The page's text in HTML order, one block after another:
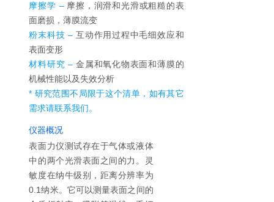
摩擦学 – 摩擦，润滑和光滑或粗糙的表
面磨损，薄膜流变
粉末科技 –互动作用过程中毛细效应和
表面变形
材料研究 –金属和氧化物表面和薄膜的
机械性能以及失效分析
* 研究范围不局限于这个清单，如有其它
需求请联系我们。
仪器概况
表面力仪测试存在于气体或液体
中的两个光滑表面之间的力。灵
敏度在纳牛级别，距离分辨率为
0.1纳米。它可以测量表面之间的